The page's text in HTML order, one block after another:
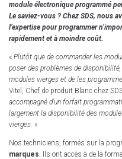
module électronique programmé
Le saviez-vous ? Chez SDS, nous
l’expertise pour programmer
rapidement et à moindre coût.
« Plutôt que de commander les
poser des problèmes de
modules vierges et de les
Vitel, Chef de produit Blanc chez
accompagné d’un forfait
largement la disponibilité des
vierges. »
Nos techniciens, formés sur la
marques. Ils ont accès à de la